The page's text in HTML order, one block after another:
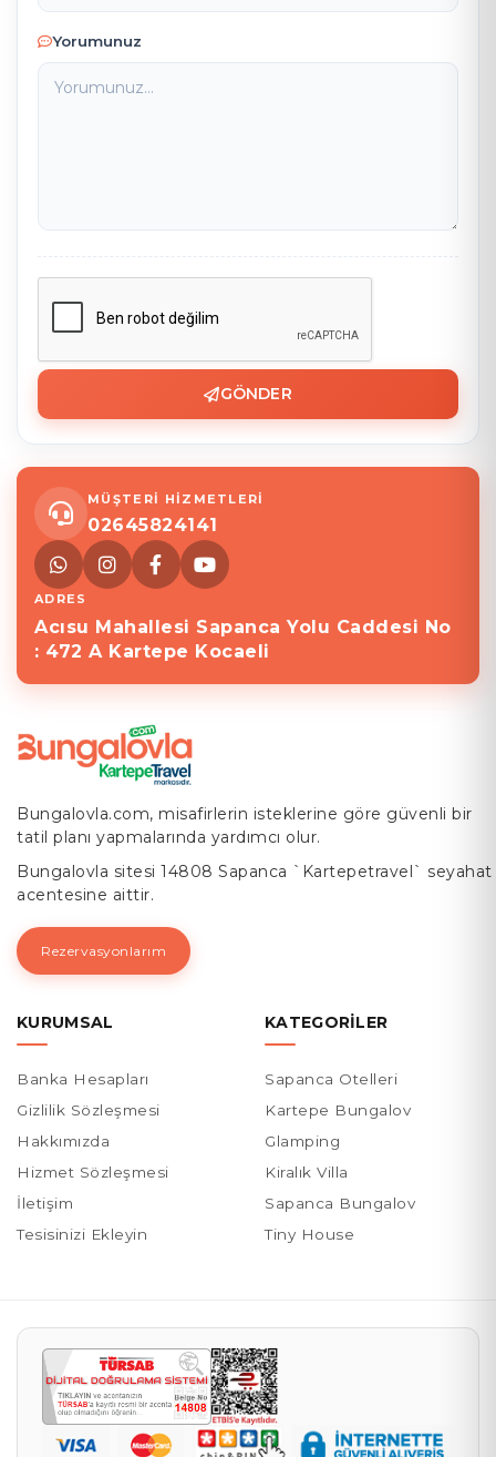
Yorumunuz
GÖNDER
MÜŞTERİ HİZMETLERİ
02645824141
ADRES
Acısu Mahallesi Sapanca Yolu Caddesi No
: 472 A Kartepe Kocaeli
Bungalovla.com, misafirlerin isteklerine göre güvenli bir
tatil planı yapmalarında yardımcı olur.
Bungalovla sitesi 14808 Sapanca `Kartepetravel` seyahat
acentesine aittir.
Rezervasyonlarım
KURUMSAL
Banka Hesapları
Gizlilik Sözleşmesi
Hakkımızda
Hizmet Sözleşmesi
İletişim
Tesisinizi Ekleyin
KATEGORILER
Sapanca Otelleri
Kartepe Bungalov
Glamping
Kiralık Villa
Sapanca Bungalov
Tiny House